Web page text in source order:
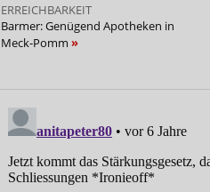
ERREICHBARKEIT
Barmer: Genügend Apotheken in
Meck-Pomm